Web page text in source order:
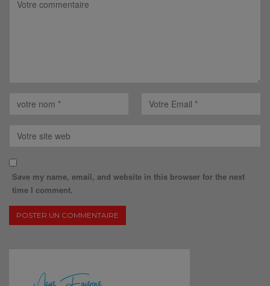
Save my name, email, and website in this browser for the next
time I comment.